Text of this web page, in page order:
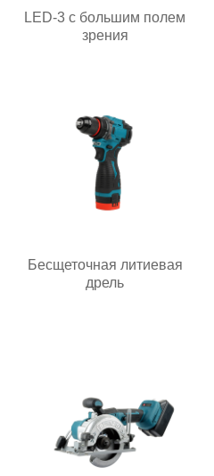
LED-3 с большим полем
зрения
Бесщеточная литиевая
дрель